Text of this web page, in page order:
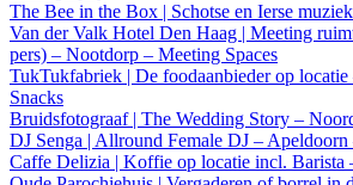
The Bee in the Box | Schotse en Ierse
Van der Valk Hotel Den Haag | Meeting
pers) – Nootdorp – Meeting Spaces
TukTukfabriek | De foodaanbieder op
Snacks
Bruidsfotograaf | The Wedding Story –
DJ Senga | Allround Female DJ – Apeldoorn
Caffe Delizia | Koffie op locatie incl. Barista